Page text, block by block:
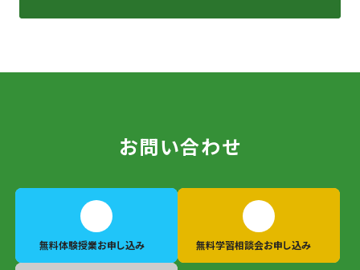
お問い合わせ
無料体験授業お申し込み 無料学習相談会お申し込み